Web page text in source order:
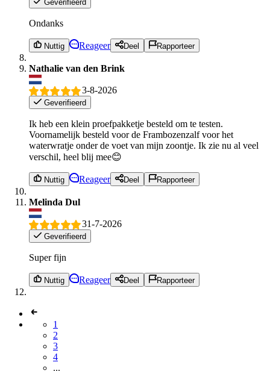
Geverifieerd
Ondanks
Nuttig Reageer Deel Rapporteer
Nathalie van den Brink
3-8-2026
Geverifieerd
Ik heb een klein proefpakketje besteld om te testen.
Voornamelijk besteld voor de Frambozenzalf voor het
waterwratje onder de voet van mijn zoontje. Ik zie nu al veel
verschil, heel blij mee😊
Nuttig Reageer Deel Rapporteer
Melinda Dul
31-7-2026
Geverifieerd
Super fijn
Nuttig Reageer Deel Rapporteer
1
2
3
4
...